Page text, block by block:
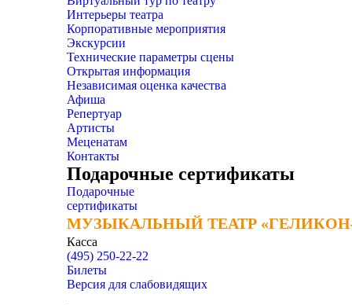
Интерьеры театра
Корпоративные мероприятия
Экскурсии
Технические параметры сцены
Открытая информация
Независимая оценка качества
Афиша
Репертуар
Артисты
Меценатам
Контакты
Подарочные сертификаты
Подарочные
сертификаты
МУЗЫКАЛЬНЫЙ ТЕАТР
МУЗЫКАЛЬНЫЙ ТЕАТР
Касса
(495) 250-22-22
Билеты
Версия для слабовидящих